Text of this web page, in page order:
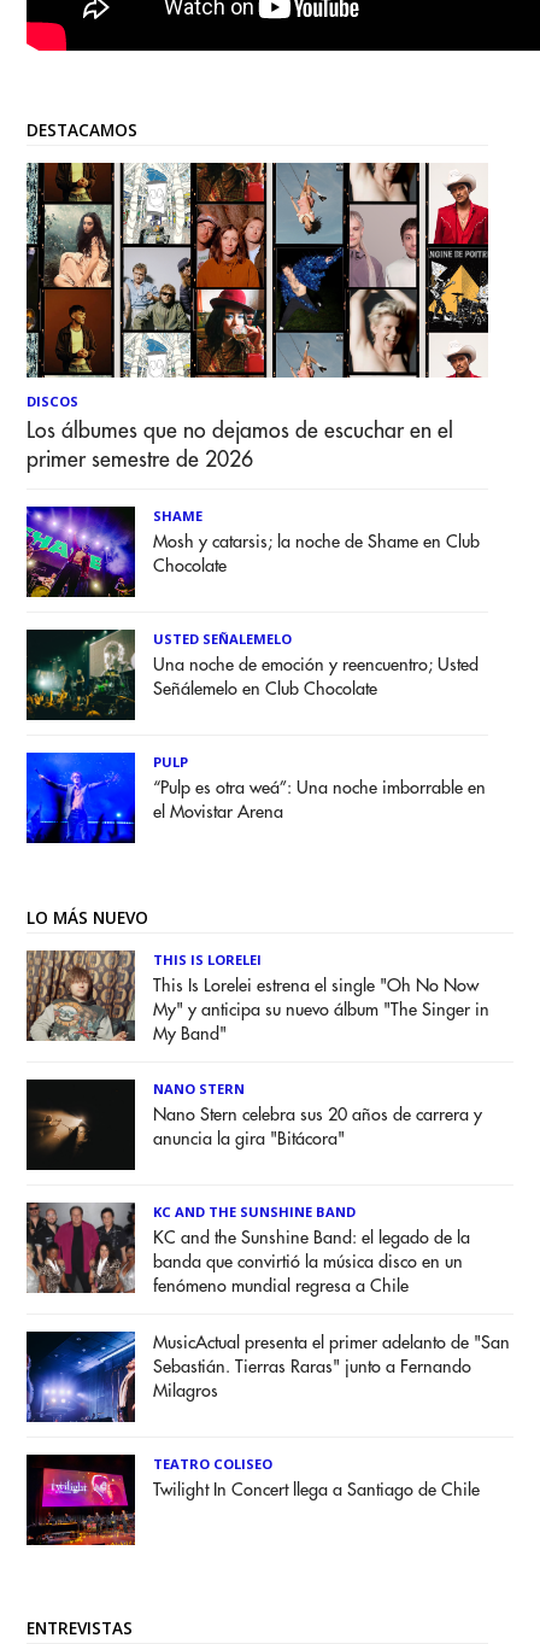
DESTACAMOS
DISCOS
Los álbumes que no dejamos de escuchar en el
primer semestre de 2026
SHAME
Mosh y catarsis; la noche de Shame en Club
Chocolate
USTED SEÑALEMELO
Una noche de emoción y reencuentro; Usted
Señálemelo en Club Chocolate
PULP
“Pulp es otra weá”: Una noche imborrable en
el Movistar Arena
LO MÁS NUEVO
THIS IS LORELEI
This Is Lorelei estrena el single "Oh No Now
My" y anticipa su nuevo álbum "The Singer in
My Band"
NANO STERN
Nano Stern celebra sus 20 años de carrera y
anuncia la gira "Bitácora"
KC AND THE SUNSHINE BAND
KC and the Sunshine Band: el legado de la
banda que convirtió la música disco en un
fenómeno mundial regresa a Chile
MusicActual presenta el primer adelanto de "San
Sebastián. Tierras Raras" junto a Fernando
Milagros
TEATRO COLISEO
Twilight In Concert llega a Santiago de Chile
ENTREVISTAS